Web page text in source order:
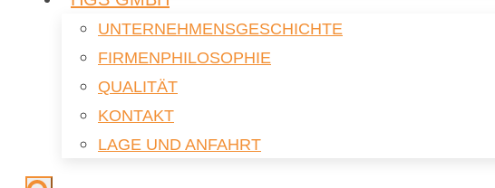
UN­TER­NEH­MENS­GE­SCHICH­TE
FIR­MEN­PHI­LO­SO­PHIE
QUA­LI­TÄT
KON­TAKT
LAGE UND AN­FAHRT